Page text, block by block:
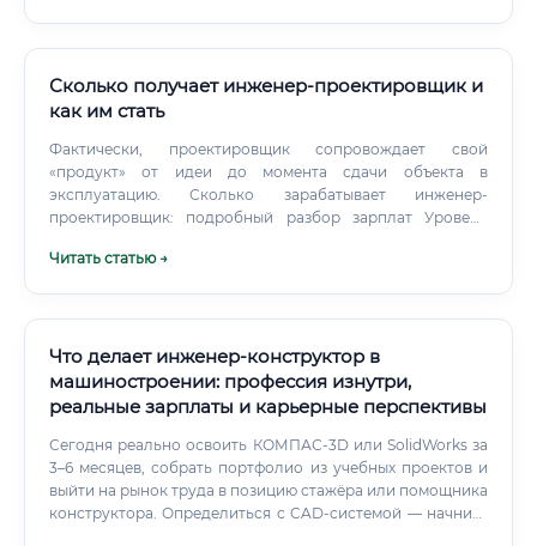
Сколько получает инженер-проектировщик и
как им стать
Фактически, проектировщик сопровождает свой
«продукт» от идеи до момента сдачи объекта в
эксплуатацию. Сколько зарабатывает инженер-
проектировщик: подробный разбор зарплат Уровень
квалификации, региона и размера компании.
Читать статью →
Что делает инженер-конструктор в
машиностроении: профессия изнутри,
реальные зарплаты и карьерные перспективы
Сегодня реально освоить КОМПАС-3D или SolidWorks за
3–6 месяцев, собрать портфолио из учебных проектов и
выйти на рынок труда в позицию стажёра или помощника
конструктора. Определиться с CAD-системой — начните